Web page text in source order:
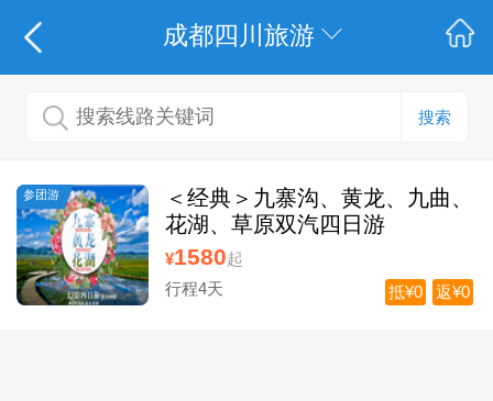
成都四川旅游
搜索
参团游
＜经典＞九寨沟、黄龙、九曲、
花湖、草原双汽四日游
¥1580起
行程4天
返¥0
抵¥0